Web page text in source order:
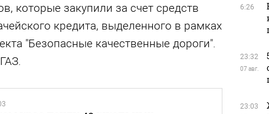
которые закупили за счет средств
кредита, выделенного в рамках
"Безопасные качественные дороги".
6:26
23:32
07 авг.
23:03